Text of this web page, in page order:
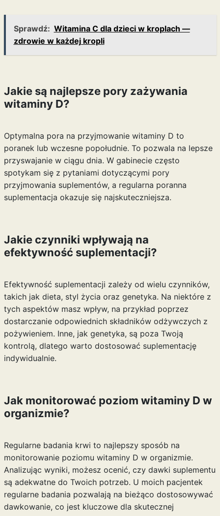
Sprawdź: Witamina C dla dzieci w kroplach —
zdrowie w każdej kropli
Jakie są najlepsze pory zażywania
witaminy D?
Optymalna pora na przyjmowanie witaminy D to
poranek lub wczesne popołudnie. To pozwala na lepsze
przyswajanie w ciągu dnia. W gabinecie często
spotykam się z pytaniami dotyczącymi pory
przyjmowania suplementów, a regularna poranna
suplementacja okazuje się najskuteczniejsza.
Jakie czynniki wpływają na
efektywność suplementacji?
Efektywność suplementacji zależy od wielu czynników,
takich jak dieta, styl życia oraz genetyka. Na niektóre z
tych aspektów masz wpływ, na przykład poprzez
dostarczanie odpowiednich składników odżywczych z
pożywieniem. Inne, jak genetyka, są poza Twoją
kontrolą, dlatego warto dostosować suplementację
indywidualnie.
Jak monitorować poziom witaminy D w
organizmie?
Regularne badania krwi to najlepszy sposób na
monitorowanie poziomu witaminy D w organizmie.
Analizując wyniki, możesz ocenić, czy dawki suplementu
są adekwatne do Twoich potrzeb. U moich pacjentek
regularne badania pozwalają na bieżąco dostosowywać
dawkowanie, co jest kluczowe dla skutecznej